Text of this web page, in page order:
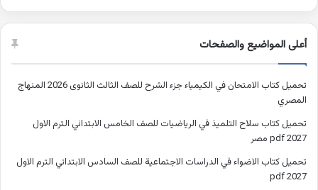
أعلى المواضيع والصفحات
تحميل كتاب الامتحان في الكيمياء جزء الشرح للصف الثالث الثانوى 2026 المنهاج
المصري
تحميل كتاب سلاح التلميذ في الرياضيات للصف الخامس الابتدائي الترم الاول
2027 pdf مصر
تحميل كتاب الاضواء في الدراسات الاجتماعية للصف السادس الابتدائي الترم الاول
2027 pdf